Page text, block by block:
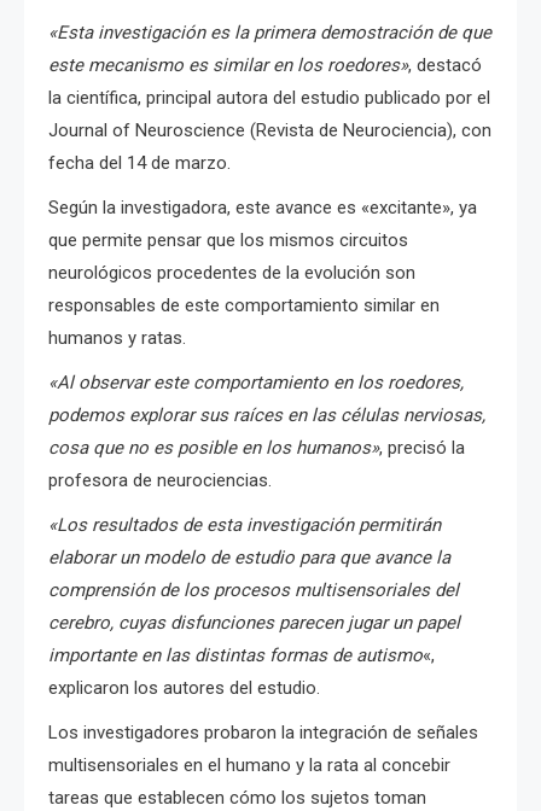
«Esta investigación es la primera demostración de que
este mecanismo es similar en los roedores», destacó
la científica, principal autora del estudio publicado por el
Journal of Neuroscience (Revista de Neurociencia), con
fecha del 14 de marzo.
Según la investigadora, este avance es «excitante», ya
que permite pensar que los mismos circuitos
neurológicos procedentes de la evolución son
responsables de este comportamiento similar en
humanos y ratas.
«Al observar este comportamiento en los roedores,
podemos explorar sus raíces en las células nerviosas,
cosa que no es posible en los humanos», precisó la
profesora de neurociencias.
«Los resultados de esta investigación permitirán
elaborar un modelo de estudio para que avance la
comprensión de los procesos multisensoriales del
cerebro, cuyas disfunciones parecen jugar un papel
importante en las distintas formas de autismo«,
explicaron los autores del estudio.
Los investigadores probaron la integración de señales
multisensoriales en el humano y la rata al concebir
tareas que establecen cómo los sujetos toman